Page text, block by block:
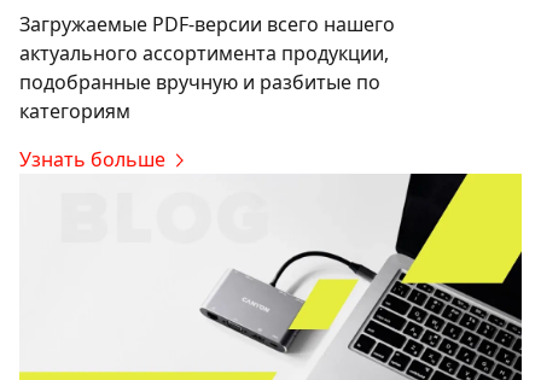
Загружаемые PDF-версии всего нашего
актуального ассортимента продукции,
подобранные вручную и разбитые по
категориям
Узнать больше